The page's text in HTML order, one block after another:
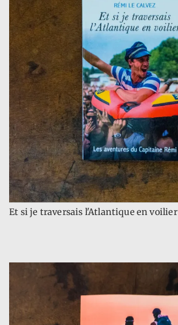
Et si je traversais l'Atlantique en voilier